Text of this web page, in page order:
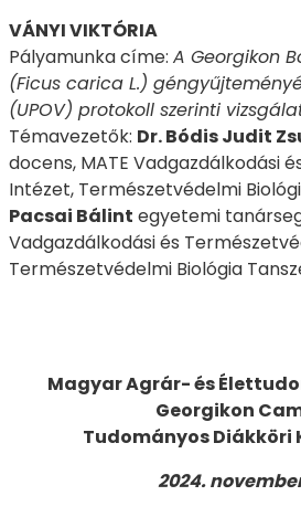
VÁNYI VIKTÓRIA
Pályamunka címe: A Georgikon
(Ficus carica L.)
(UPOV) protokoll szerinti
Témavezetők: Dr. Bódis Judit
docens, MATE Vadgazdálkodási
Intézet, Természetvédelmi
Pacsai Bálint egyetemi
Vadgazdálkodási és
Természetvédelmi Biológia
Magyar Agrár- és
Georgikon
Tudományos Diákköri
2024.